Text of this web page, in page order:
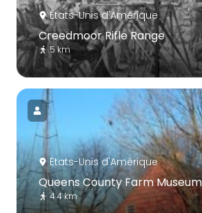
États-Unis d'Amérique
Creedmoor Rifle Range
5 km
États-Unis d'Amérique
Queens County Farm Museum
4.4 km